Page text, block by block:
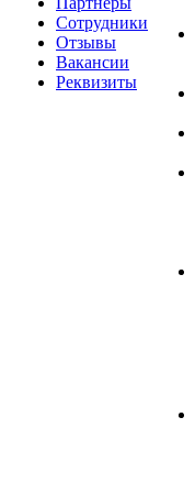
Сотрудники
Отзывы
Вакансии
Реквизиты